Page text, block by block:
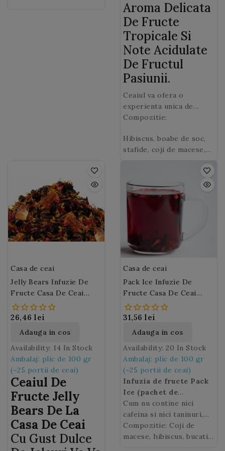
Aroma Delicata
De Fructe
Tropicale Si
Note Acidulate
De Fructul
Pasiunii.
Ceaiul va ofera o
experienta unica de
parfumuri fructate:
stafide, macese, papaya,
mango si petale de
Compozitie:
Hibiscus, boabe de soc,
stafide, coji de macese,
zahar), mango granulat
(sirop de glucoza din
grau, piure de mango,
agent de ingrosare:
alginat de sodiu) (4%),
soarelui.
Casa de ceai
Jelly Bears Infuzie De
Fructe Casa De Ceai
(M67)
26,46 lei
Adauga in cos
Availability: 14 In Stock
Ambalaj: plic de 100 gr
(~25 portii de ceai)
Ceaiul De
Fructe Jelly
Bears De La
Casa De Ceai
Cu Gust Dulce
Casa de ceai
Pack Ice Infuzie De
Fructe Casa De Ceai
(M163)
31,56 lei
Adauga in cos
Availability: 20 In Stock
Ambalaj: plic de 100 gr
(~25 portii de ceai)
Infuzia de fructe Pack
Ice (pachet de
gheata)este o
combinatie de fructe
atent alese si care se
completeaza unul pe
Cum nu contine nici
cafeina si nici taninuri,
este perfect pentru toti
membrii familiei mici si
Compozitie: Coji de
macese, hibiscus, bucati